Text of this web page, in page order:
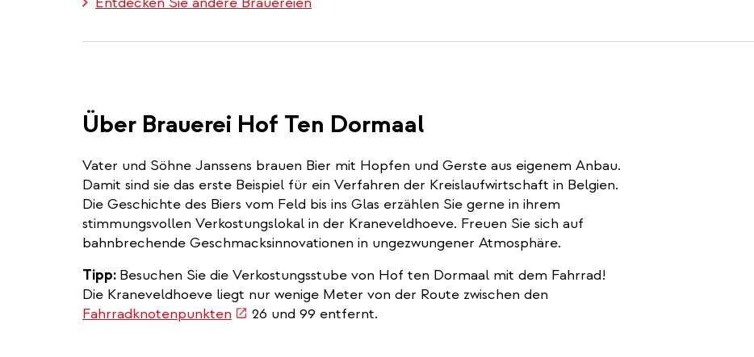
Über Brauerei Hof Ten Dormaal
Vater und Söhne Janssens brauen Bier mit Hopfen und Gerste aus eigenem Anbau.
Damit sind sie das erste Beispiel für ein Verfahren der Kreislaufwirtschaft in Belgien.
Die Geschichte des Biers vom Feld bis ins Glas erzählen Sie gerne in ihrem
stimmungsvollen Verkostungslokal in der Kraneveldhoeve. Freuen Sie sich auf
bahnbrechende Geschmacksinnovationen in ungezwungener Atmosphäre.
Tipp: Besuchen Sie die Verkostungsstube von Hof ten Dormaal mit dem Fahrrad!
Die Kraneveldhoeve liegt nur wenige Meter von der Route zwischen den
Fahrradknotenpunkten (link26 und 99 entfernt.